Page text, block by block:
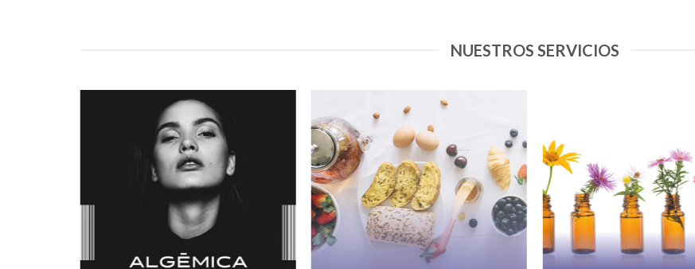
NUESTROS SERVICIOS